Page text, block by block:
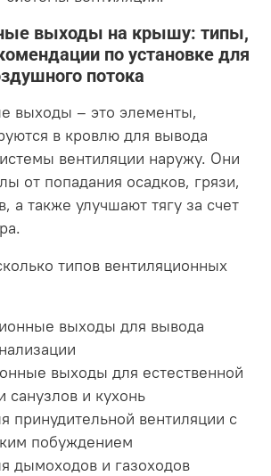
выходы на крышу: типы,
по установке для
потока
выходы – это элементы,
в кровлю для вывода
вентиляции наружу. Они
от попадания осадков, грязи,
а также улучшают тягу за счет
типов вентиляционных
выходы для вывода
выходы для естественной
санузлов и кухонь
принудительной вентиляции с
побуждением
дымоходов и газоходов